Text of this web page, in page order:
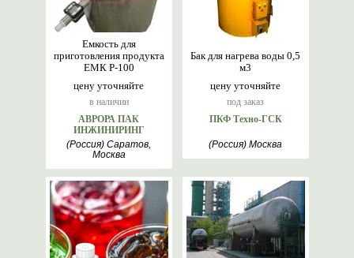
цену уточняйте
в наличии
Емкость для
приготовления продукта
ЕМК Р-100
АВРОРА ПАК
ИНЖИНИРИНГ
(Россия) Саратов,
Москва
цену уточняйте
под заказ
Бак для нагрева воды 0,5
м3
ПКФ Техно-ГСК
(Россия) Москва